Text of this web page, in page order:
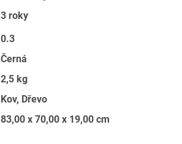
3 roky
0.3
Černá
2,5 kg
Kov, Dřevo
83,00 x 70,00 x 19,00 cm